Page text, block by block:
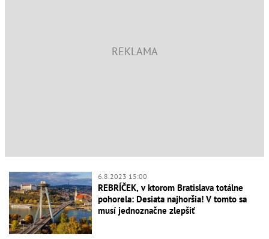
6.8.2023 15:00
REBRÍČEK, v ktorom Bratislava totálne
pohorela: Desiata najhoršia! V tomto sa
musí jednoznačne zlepšiť